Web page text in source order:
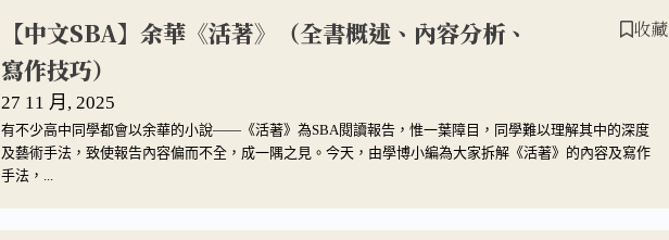
【中文SBA】余華《活著》（全書概述、內容分析、
寫作技巧）
收藏
27 11 月, 2025
有不少高中同學都會以余華的小說——《活著》為SBA閱讀報告，惟一葉障目，同學難以理解其中的深度
及藝術手法，致使報告內容偏而不全，成一隅之見。今天，由學博小編為大家拆解《活著》的內容及寫作
手法，...